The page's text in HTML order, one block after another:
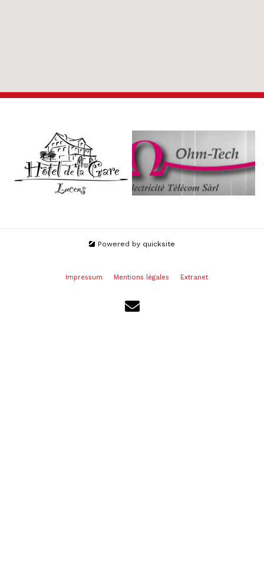
Powered by quicksite
Impressum Mentions légales Extranet